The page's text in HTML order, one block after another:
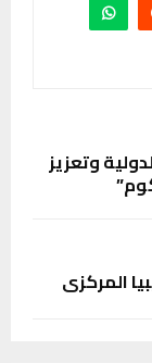
وتعزيز
المركزي